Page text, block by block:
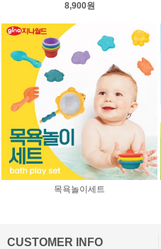
8,900원
목욕놀이세트
CUSTOMER INFO